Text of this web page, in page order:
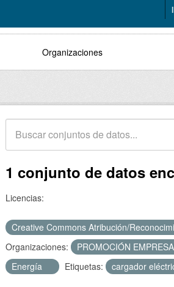
Organizaciones
1 conjunto de datos
Licencias:
Creative Commons Atribución/
Organizaciones:
PROMOCIÓN
Energía
Etiquetas: cargador